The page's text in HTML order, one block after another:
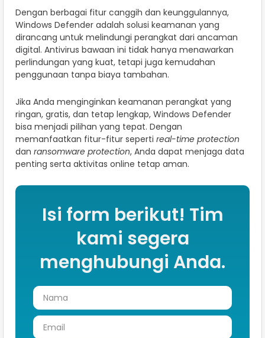
Dengan berbagai fitur canggih dan keunggulannya,
Windows Defender adalah solusi keamanan yang
dirancang untuk melindungi perangkat dari ancaman
digital. Antivirus bawaan ini tidak hanya menawarkan
perlindungan yang kuat, tetapi juga kemudahan
penggunaan tanpa biaya tambahan.
Jika Anda menginginkan keamanan perangkat yang
ringan, gratis, dan tetap lengkap, Windows Defender
bisa menjadi pilihan yang tepat. Dengan
memanfaatkan fitur-fitur seperti real-time protection
dan ransomware protection, Anda dapat menjaga data
penting serta aktivitas online tetap aman.
Isi form berikut! Tim
kami segera
menghubungi Anda.